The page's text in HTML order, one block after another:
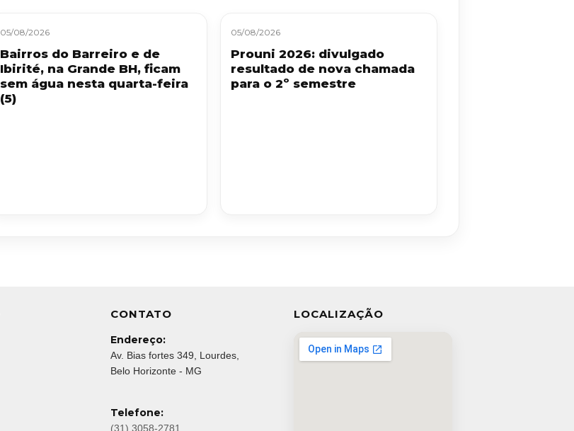
05/08/2026
Bairros do Barreiro e de
Ibirité, na Grande BH, ficam
sem água nesta quarta-feira
(5)
05/08/2026
Prouni 2026: divulgado
resultado de nova chamada
para o 2º semestre
CONTATO
Endereço:
Av. Bias fortes 349, Lourdes,
Belo Horizonte - MG
Telefone:
(31) 3058-2781
LOCALIZAÇÃO